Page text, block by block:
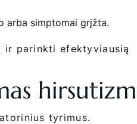
arba simptomai grįžta.
parinkti efektyviausią
tyrimus.